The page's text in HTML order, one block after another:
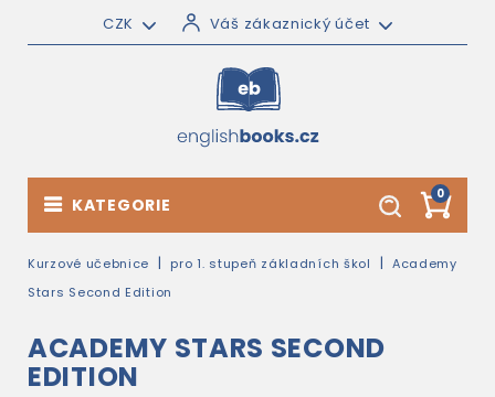
CZK Váš zákaznický účet
0
KATEGORIE
Kurzové učebnice pro 1. stupeň základních škol
Academy
Stars Second Edition
ACADEMY STARS SECOND
EDITION